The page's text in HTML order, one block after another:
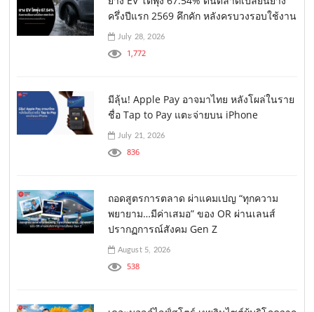
ครึ่งปีแรก 2569 คึกคัก หลังครบวงรอบใช้งาน
July 28, 2026
1,772
มีลุ้น! Apple Pay อาจมาไทย หลังโผล่ในราย
ชื่อ Tap to Pay แตะจ่ายบน iPhone
July 21, 2026
836
ถอดสูตรการตลาด ผ่าแคมเปญ “ทุกความ
พยายาม…มีค่าเสมอ” ของ OR ผ่านเลนส์
ปรากฏการณ์สังคม Gen Z
August 5, 2026
538